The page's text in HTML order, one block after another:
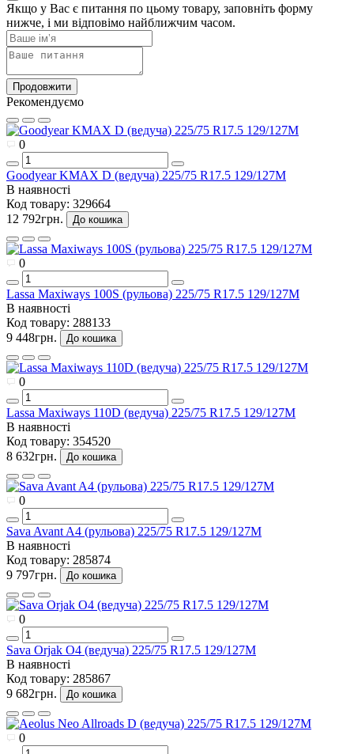
Якщо у Вас є питання по цьому товару, заповніть форму
нижче, і ми відповімо найближчим часом.
Продовжити
Рекомендуємо
0
Goodyear KMAX D (ведуча) 225/75 R17.5 129/127M
В наявності
Код товару: 329664
12 792грн.
До кошика
0
Lassa Maxiways 100S (рульова) 225/75 R17.5 129/127M
В наявності
Код товару: 288133
9 448грн.
До кошика
0
Lassa Maxiways 110D (ведуча) 225/75 R17.5 129/127M
В наявності
Код товару: 354520
8 632грн.
До кошика
0
Sava Avant A4 (рульова) 225/75 R17.5 129/127M
В наявності
Код товару: 285874
9 797грн.
До кошика
0
Sava Orjak O4 (ведуча) 225/75 R17.5 129/127M
В наявності
Код товару: 285867
9 682грн.
До кошика
0